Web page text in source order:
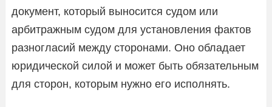
документ, который выносится судом или
арбитражным судом для установления фактов
разногласий между сторонами. Оно обладает
юридической силой и может быть обязательным
для сторон, которым нужно его исполнять.